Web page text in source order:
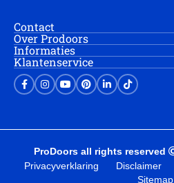
Contact
Over Prodoors
Informaties
Klantenservice
ProDoors all rights reserved
Privacyverklaring
Disclaimer
Sitemap